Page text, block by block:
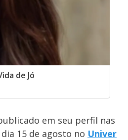
de Jó
em seu perfil nas
15 de agosto no Univer